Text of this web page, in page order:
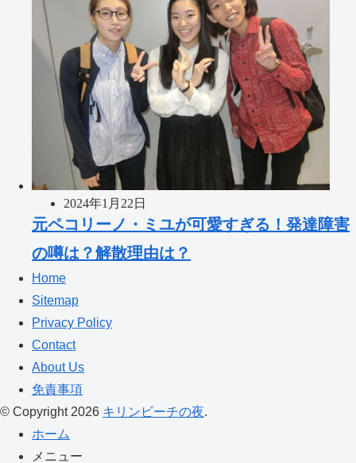
2024年1月22日
元ペコリーノ・ミユが可愛すぎる！発達障害
の噂は？解散理由は？
Home
Sitemap
Privacy Policy
Contact
About Us
免責事項
© Copyright 2026 キリンビーチの夜.
ホーム
メニュー